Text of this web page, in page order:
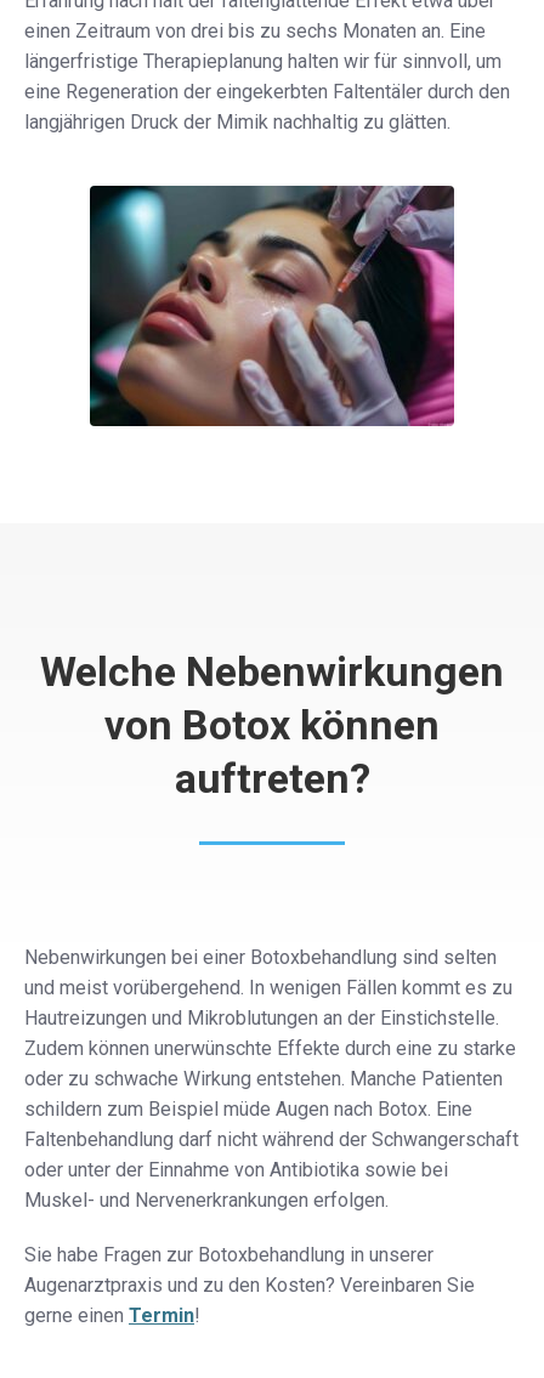
einen Zeitraum von drei bis zu sechs Monaten an. Eine
längerfristige Therapieplanung halten wir für sinnvoll, um
eine Regeneration der eingekerbten Faltentäler durch den
langjährigen Druck der Mimik nachhaltig zu glätten.
Welche Nebenwirkungen
von Botox können
auftreten?
Nebenwirkungen bei einer Botoxbehandlung sind selten
und meist vorübergehend. In wenigen Fällen kommt es zu
Hautreizungen und Mikroblutungen an der Einstichstelle.
Zudem können unerwünschte Effekte durch eine zu starke
oder zu schwache Wirkung entstehen. Manche Patienten
schildern zum Beispiel müde Augen nach Botox. Eine
Faltenbehandlung darf nicht während der Schwangerschaft
oder unter der Einnahme von Antibiotika sowie bei
Muskel- und Nervenerkrankungen erfolgen.
Sie habe Fragen zur Botoxbehandlung in unserer
Augenarztpraxis und zu den Kosten? Vereinbaren Sie
gerne einen Termin!